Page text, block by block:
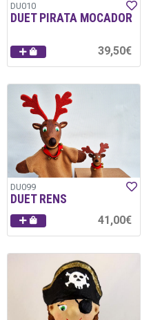
DU010
DUET PIRATA MOCADOR
39,50€
DU099
DUET RENS
41,00€